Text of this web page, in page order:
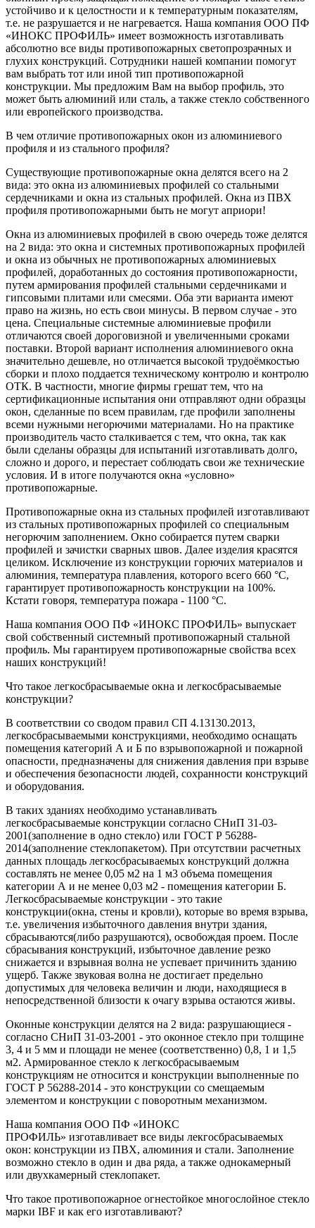
устойчиво и к целостности и к температурным показателям,
т.е. не разрушается и не нагревается. Наша компания ООО ПФ
«ИНОКС ПРОФИЛЬ» имеет возможность изготавливать
абсолютно все виды противопожарных светопрозрачных и
глухих конструкций. Сотрудники нашей компании помогут
вам выбрать тот или иной тип противопожарной
конструкции. Мы предложим Вам на выбор профиль, это
может быть алюминий или сталь, а также стекло собственного
или европейского производства.
В чем отличие противопожарных окон из алюминиевого
профиля и из стального профиля?
Существующие противопожарные окна делятся всего на 2
вида: это окна из алюминиевых профилей со стальными
сердечниками и окна из стальных профилей. Окна из ПВХ
профиля противопожарными быть не могут априори!
Окна из алюминиевых профилей в свою очередь тоже делятся
на 2 вида: это окна и системных противопожарных профилей
и окна из обычных не противопожарных алюминиевых
профилей, доработанных до состояния противопожарности,
путем армирования профилей стальными сердечниками и
гипсовыми плитами или смесями. Оба эти варианта имеют
право на жизнь, но есть свои минусы. В первом случае - это
цена. Специальные системные алюминиевые профили
отличаются своей дороговизной и увеличенными сроками
поставки. Второй вариант исполнения алюминиевого окна
значительно дешевле, но отличается высокой трудоёмкостью
сборки и плохо поддается техническому контролю и контролю
ОТК. В частности, многие фирмы грешат тем, что на
сертификационные испытания они отправляют одни образцы
окон, сделанные по всем правилам, где профили заполнены
всеми нужными негорючими материалами. Но на практике
производитель часто сталкивается с тем, что окна, так как
были сделаны образцы для испытаний изготавливать долго,
сложно и дорого, и перестает соблюдать свои же технические
условия. И в итоге получаются окна «условно»
противопожарные.
Противопожарные окна из стальных профилей изготавливают
из стальных противопожарных профилей со специальным
негорючим заполнением. Окно собирается путем сварки
профилей и зачистки сварных швов. Далее изделия красятся
целиком. Исключение из конструкции горючих материалов и
алюминия, температура плавления, которого всего 660 °C,
гарантирует противопожарность конструкции на 100%.
Кстати говоря, температура пожара - 1100 °C.
Наша компания ООО ПФ «ИНОКС ПРОФИЛЬ» выпускает
свой собственный системный противопожарный стальной
профиль. Мы гарантируем противопожарные свойства всех
наших конструкций!
Что такое легкосбрасываемые окна и легкосбрасываемые
конструкции?
В соответствии со сводом правил СП 4.13130.2013,
легкосбрасываемыми конструкциями, необходимо оснащать
помещения категорий А и Б по взрывопожарной и пожарной
опасности, предназначены для снижения давления при взрыве
и обеспечения безопасности людей, сохранности конструкций
и оборудования.
В таких зданиях необходимо устанавливать
легкосбрасываемые конструкции согласно СНиП 31-03-
2001(заполнение в одно стекло) или ГОСТ Р 56288-
2014(заполнение стеклопакетом). При отсутствии расчетных
данных площадь легкосбрасываемых конструкций должна
составлять не менее 0,05 м2 на 1 м3 объема помещения
категории А и не менее 0,03 м2 - помещения категории Б.
Легкосбрасываемые конструкции - это такие
конструкции(окна, стены и кровли), которые во время взрыва,
т.е. увеличения избыточного давления внутри здания,
сбрасываются(либо разрушаются), освобождая проем. После
сбрасывания конструкций, избыточное давление резко
снижается и взрывная волна не успевает причинить зданию
ущерб. Также звуковая волна не достигает предельно
допустимых для человека величин и люди, находящиеся в
непосредственной близости к очагу взрыва остаются живы.
Оконные конструкции делятся на 2 вида: разрушающиеся -
согласно СНиП 31-03-2001 - это оконное стекло при толщине
3, 4 и 5 мм и площади не менее (соответственно) 0,8, 1 и 1,5
м2. Армированное стекло к легкосбрасываемым
конструкциям не относится и конструкции выполненные по
ГОСТ Р 56288-2014 - это конструкции со смещаемым
элементом и конструкции с поворотным механизмом.
Наша компания ООО ПФ «ИНОКС
ПРОФИЛЬ» изготавливает все виды лекгосбрасываемых
окон: конструкции из ПВХ, алюминия и стали. Заполнение
возможно стекло в один и два ряда, а также однокамерный
или двухкамерный стеклопакет.
Что такое противопожарное огнестойкое многослойное стекло
марки IBF и как его изготавливают?